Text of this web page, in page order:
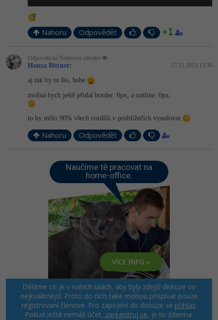
Nahoru Odpovědět +1
Odpovídá na Neaktivní uživatel
Honza Bittner: 17.11.2013 13:36
aj tak by to šlo, hehe
možná bych ještě přidal border: 0px; a outline: 0px;
to by mělo 90% všech rozdílů v prohlížečích vynulovat
Nahoru Odpovědět
Naučíme tě pracovat na
home-office.
VÍCE INFO »
Děláme co je v našich silách, aby byly zdejší diskuze co
nejkvalitnější. Proto do nich také mohou přispívat pouze
registrovaní členové. Pro zapojení do diskuze se přihlas.
Pokud ještě nemáš účet, zaregistruj se, je to zdarma.